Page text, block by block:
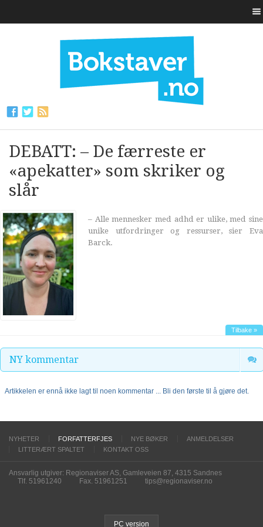
DEBATT: – De færreste er
«apekatter» som skriker og
slår
– Alle mennesker med adhd er ulike, med sine
unike utfordringer og ressurser, sier Eva
Barck.
Tilbake »
NY kommentar
Artikkelen er ennå ikke lagt til noen kommentar ... Bli den første til å gjøre det.
NYHETER FORFATTERFJES NYE BØKER
ANMELDELSER
LITTERÆRT SPALTET
KONTAKT OSS
Ansvarlig utgiver: Regionaviser AS, Gamleveien 87, 4315 Sandnes
Tlf. 51961240
Fax. 51961251 tips@regionaviser.no
PC version